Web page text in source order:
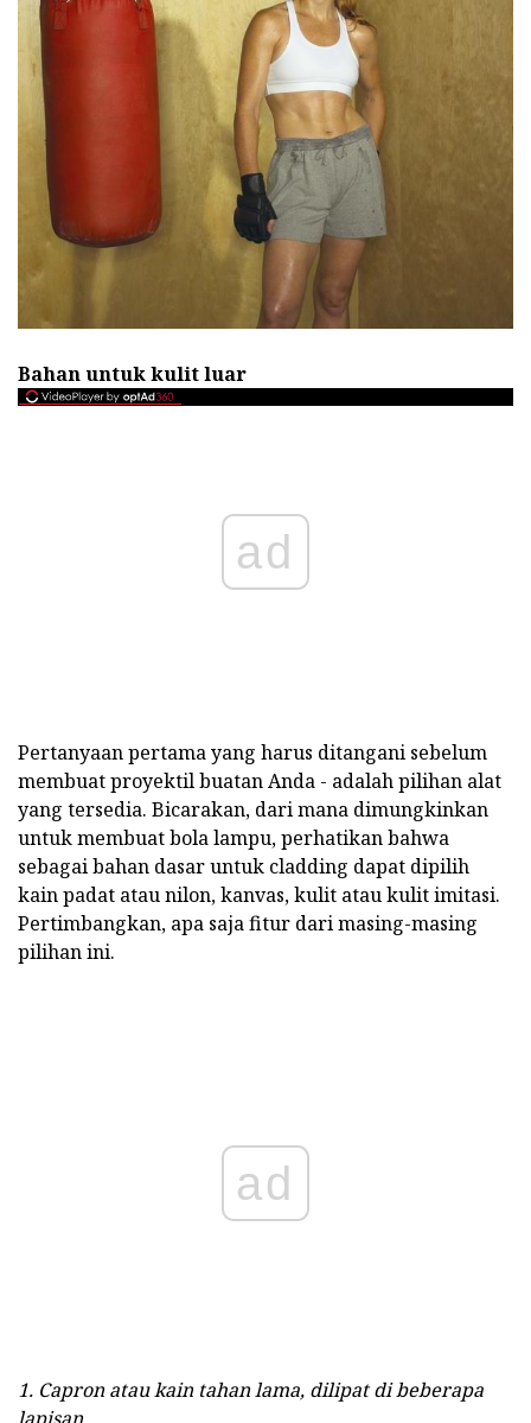
Bahan untuk kulit luar
ad
Pertanyaan pertama yang harus ditangani sebelum
membuat proyektil buatan Anda - adalah pilihan alat
yang tersedia. Bicarakan, dari mana dimungkinkan
untuk membuat bola lampu, perhatikan bahwa
sebagai bahan dasar untuk cladding dapat dipilih
kain padat atau nilon, kanvas, kulit atau kulit imitasi.
Pertimbangkan, apa saja fitur dari masing-masing
pilihan ini.
ad
1. Capron atau kain tahan lama, dilipat di beberapa